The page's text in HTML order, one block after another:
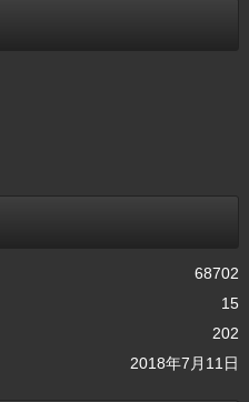
68702
15
202
2018年7月11日